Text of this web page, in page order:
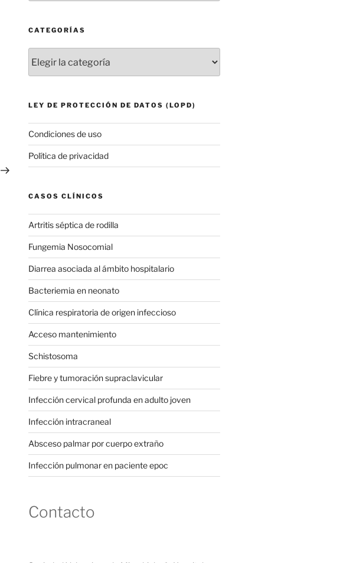
Siguiente
entrada
CATEGORÍAS
LEY DE PROTECCIÓN DE DATOS (LOPD)
Condiciones de uso
Política de privacidad
CASOS CLÍNICOS
Artritis séptica de rodilla
Fungemia Nosocomial
Diarrea asociada al ámbito hospitalario
Bacteriemia en neonato
Clínica respiratoria de origen infeccioso
Acceso mantenimiento
Schistosoma
Fiebre y tumoración supraclavicular
Infección cervical profunda en adulto joven
Infección intracraneal
Absceso palmar por cuerpo extraño
Infección pulmonar en paciente epoc
Contacto